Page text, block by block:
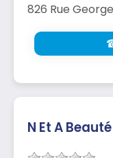
826 Rue
N Et A